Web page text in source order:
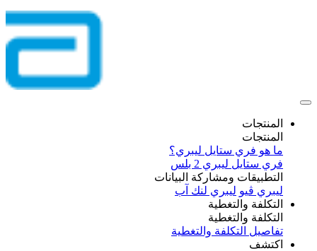
المنتجات
المنتجات
ما هو فري ستايل ليبري؟
فري ستايل ليبري 2 بلس​
التطبيقات ومشاركة البيانات
ليبري ڤيو ليبري لنك آب
التكلفة والتغطية
التكلفة والتغطية
تفاصيل التكلفة والتغطية
اكتشف​